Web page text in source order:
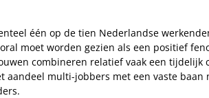
één op de tien Nederlandse
moet worden gezien als een positief
combineren relatief vaak een tijdelijk
multi-jobbers met een vaste baan